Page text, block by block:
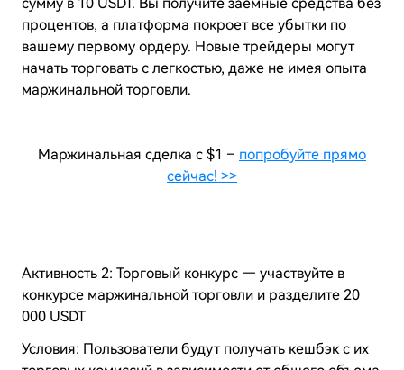
процентов, а платформа покроет все убытки по
вашему первому ордеру. Новые трейдеры могут
начать торговать с легкостью, даже не имея опыта
маржинальной торговли.
Маржинальная сделка с $1 – попробуйте прямо
сейчас! >>
Активность 2: Торговый конкурс — участвуйте в
конкурсе маржинальной торговли и разделите 20
000 USDT
Условия: Пользователи будут получать кешбэк с их